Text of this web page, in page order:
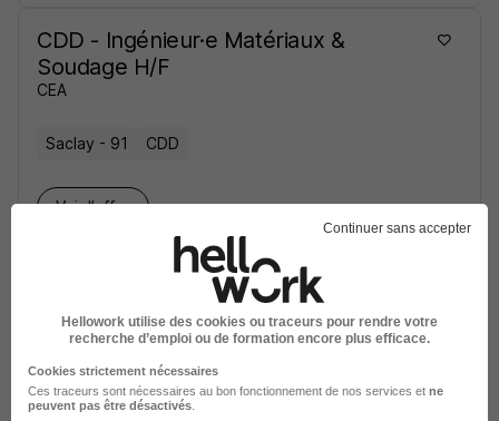
CDD - Ingénieur·e Matériaux &
Soudage H/F
CEA
Saclay - 91 CDD
Voir l’offre
Alternance - Environnement et
Développement Durable H/F
CEA
Saclay - 91 Alternance
Continuer sans accepter
Hellowork utilise des cookies ou traceurs pour rendre votre
recherche d’emploi ou de formation encore plus efficace.
Cookies strictement nécessaires
Ces traceurs sont nécessaires au bon fonctionnement de nos services et ne
peuvent pas être désactivés